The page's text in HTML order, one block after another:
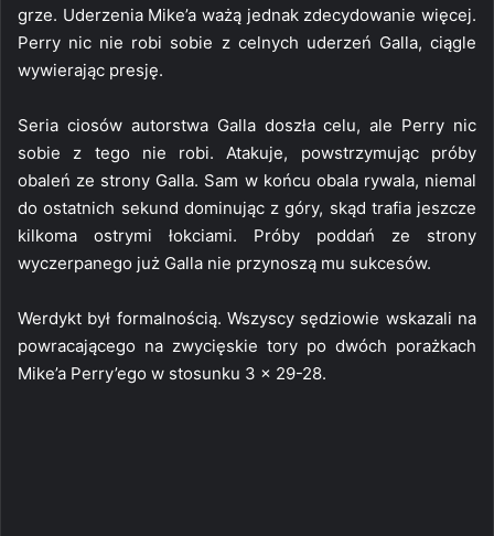
grze. Uderzenia Mike’a ważą jednak zdecydowanie więcej.
Perry nic nie robi sobie z celnych uderzeń Galla, ciągle
wywierając presję.
Seria ciosów autorstwa Galla doszła celu, ale Perry nic
sobie z tego nie robi. Atakuje, powstrzymując próby
obaleń ze strony Galla. Sam w końcu obala rywala, niemal
do ostatnich sekund dominując z góry, skąd trafia jeszcze
kilkoma ostrymi łokciami. Próby poddań ze strony
wyczerpanego już Galla nie przynoszą mu sukcesów.
Werdykt był formalnością. Wszyscy sędziowie wskazali na
powracającego na zwycięskie tory po dwóch porażkach
Mike’a Perry’ego w stosunku 3 x 29-28.